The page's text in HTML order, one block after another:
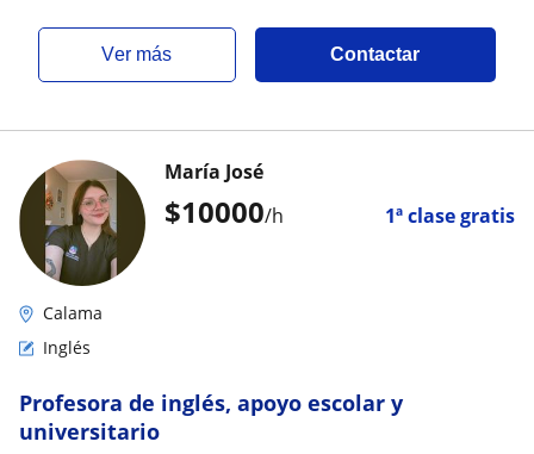
ver más Contactar
$10000/h 1ª clase gratis
María José
Calama
Inglés
Profesora de inglés, apoyo escolar y
universitario